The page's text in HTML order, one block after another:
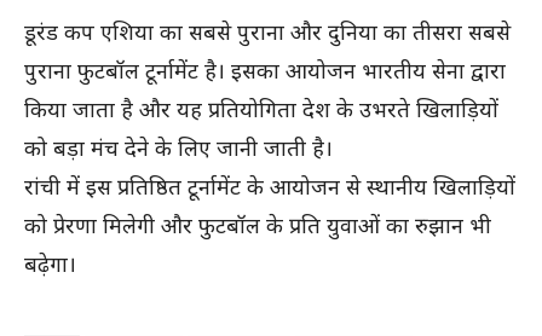
डूरंड कप एशिया का सबसे पुराना और दुनिया का तीसरा सबसे
पुराना फुटबॉल टूर्नामेंट है। इसका आयोजन भारतीय सेना द्वारा
किया जाता है और यह प्रतियोगिता देश के उभरते खिलाड़ियों
को बड़ा मंच देने के लिए जानी जाती है।
रांची में इस प्रतिष्ठित टूर्नामेंट के आयोजन से स्थानीय खिलाड़ियों
को प्रेरणा मिलेगी और फुटबॉल के प्रति युवाओं का रुझान भी
बढ़ेगा।